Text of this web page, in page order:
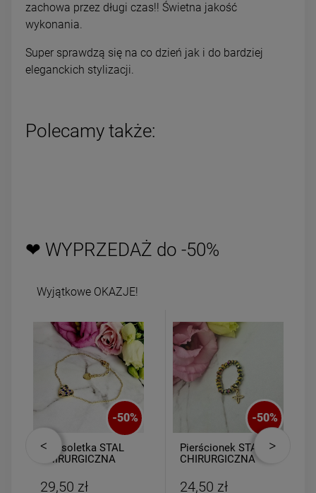
zachowa przez długi czas!! Świetna jakość
wykonania.
Super sprawdzą się na co dzień jak i do bardziej
eleganckich stylizacji.
Polecamy także:
❤ WYPRZEDAŻ do -50%
Wyjątkowe OKAZJE!
-50%
Bransoletka STAL
CHIRURGICZNA
kolorowe cyrkonie
29,50 zł
-50%
Pierścionek STAL
CHIRURGICZNA
kryształki
24,50 zł